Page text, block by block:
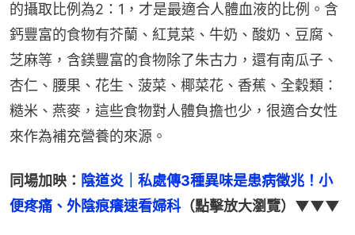
的攝取比例為2：1，才是最適合人體血液的比例。含
鈣豐富的食物有芥蘭、紅莧菜、牛奶、酸奶、豆腐、
芝麻等，含鎂豐富的食物除了朱古力，還有南瓜子、
杏仁、腰果、花生、菠菜、椰菜花、香蕉、全穀類：
糙米、燕麥，這些食物對人體負擔也少，很適合女性
來作為補充營養的來源。
同場加映： 陰道炎｜私處傳3種異味是患病徵兆！小
便疼痛、外陰痕癢速看婦科 （點擊放大瀏覽）▼▼▼